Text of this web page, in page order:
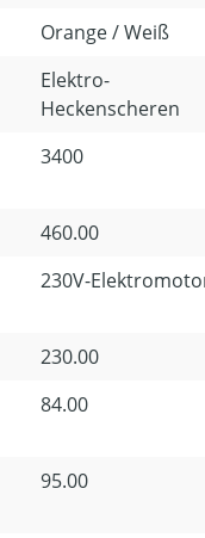
Orange / Weiß
Elektro-
Heckenscheren
3400
460.00
230V-
230.00
84.00
95.00